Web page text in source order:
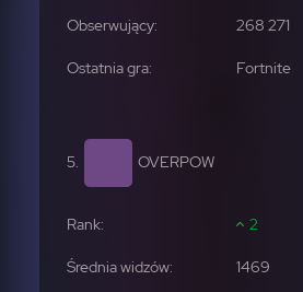
268 271
Fortnite
OVERPOW
2
1469